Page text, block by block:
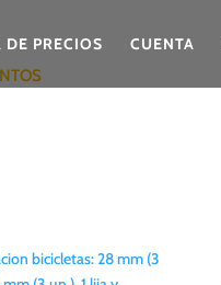
DE PRECIOS CUENTA